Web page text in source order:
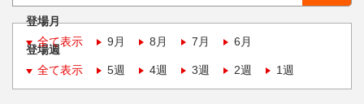
登場月
全て表示
9月 8月 7月 6月
登場週
全て表示
5週 4週 3週 2週 1週